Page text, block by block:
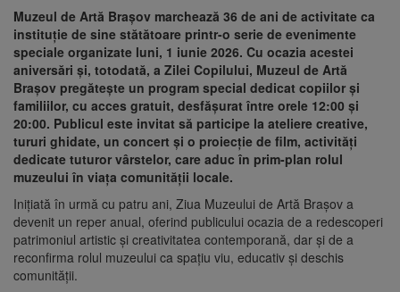
Muzeul de Artă Brașov marchează 36 de ani de activitate ca
instituție de sine stătătoare printr-o serie de evenimente
speciale organizate luni, 1 iunie 2026. Cu ocazia acestei
aniversări și, totodată, a Zilei Copilului, Muzeul de Artă
Brașov pregătește un program special dedicat copiilor și
familiilor, cu acces gratuit, desfășurat între orele 12:00 și
20:00. Publicul este invitat să participe la ateliere creative,
tururi ghidate, un concert și o proiecție de film, activități
dedicate tuturor vârstelor, care aduc în prim-plan rolul
muzeului în viața comunității locale.
Inițiată în urmă cu patru ani, Ziua Muzeului de Artă Brașov a
devenit un reper anual, oferind publicului ocazia de a redescoperi
patrimoniul artistic și creativitatea contemporană, dar și de a
reconfirma rolul muzeului ca spațiu viu, educativ și deschis
comunității.